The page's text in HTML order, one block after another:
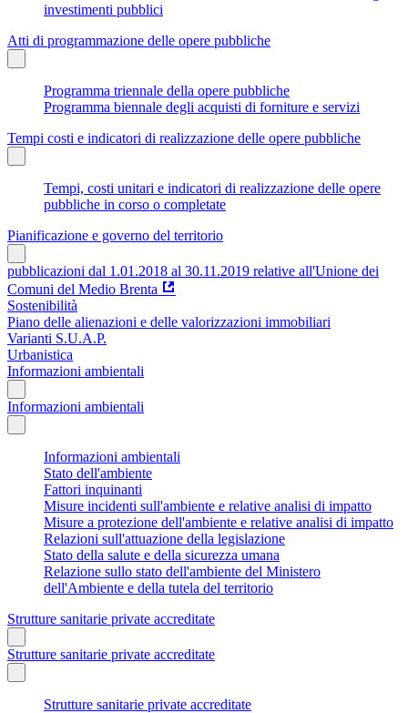
investimenti pubblici
Atti di programmazione delle opere pubbliche
Programma triennale della opere pubbliche
Programma biennale degli acquisti di forniture e servizi
Tempi costi e indicatori di realizzazione delle opere pubbliche
Tempi, costi unitari e indicatori di realizzazione delle opere
pubbliche in corso o completate
Pianificazione e governo del territorio
pubblicazioni dal 1.01.2018 al 30.11.2019 relative all'Unione dei
Comuni del Medio Brenta
Sostenibilità
Piano delle alienazioni e delle valorizzazioni immobiliari
Varianti S.U.A.P.
Urbanistica
Informazioni ambientali
Informazioni ambientali
Informazioni ambientali
Stato dell'ambiente
Fattori inquinanti
Misure incidenti sull'ambiente e relative analisi di impatto
Misure a protezione dell'ambiente e relative analisi di impatto
Relazioni sull'attuazione della legislazione
Stato della salute e della sicurezza umana
Relazione sullo stato dell'ambiente del Ministero
dell'Ambiente e della tutela del territorio
Strutture sanitarie private accreditate
Strutture sanitarie private accreditate
Strutture sanitarie private accreditate